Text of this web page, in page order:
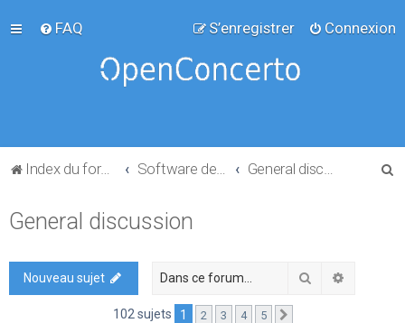
FAQ Connexion
S’enregistrer
Index du forum
General discussion
Nouveau sujet Rechercher
102 sujets 1 2 3 4 5